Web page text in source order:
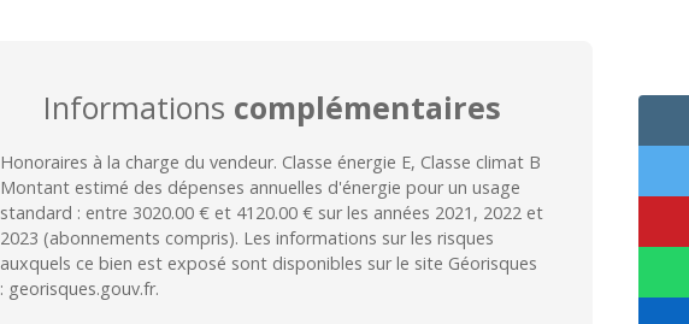
Informations complémentaires
Honoraires à la charge du vendeur. Classe énergie E, Classe climat B
Montant estimé des dépenses annuelles d'énergie pour un usage
standard : entre 3020.00 € et 4120.00 € sur les années 2021, 2022 et
2023 (abonnements compris). Les informations sur les risques
auxquels ce bien est exposé sont disponibles sur le site Géorisques
: georisques.gouv.fr.